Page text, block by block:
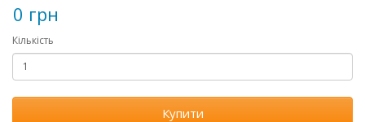
0 грн
Кількість
Купити